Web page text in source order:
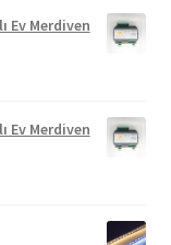
Ev Merdiven
Ev Merdiven